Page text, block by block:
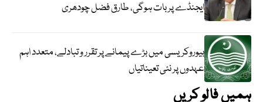
ایجنڈے پر بات ہوگی، طارق فضل چودھری
بیوروکریسی میں بڑے پیمانے پر تقرر و تبادلے، متعدد اہم
عہدوں پر نئی تعیناتیاں
ہمیں فالو کریں